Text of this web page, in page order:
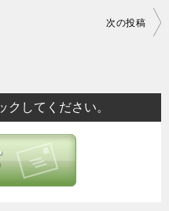
次の投稿
クしてください。